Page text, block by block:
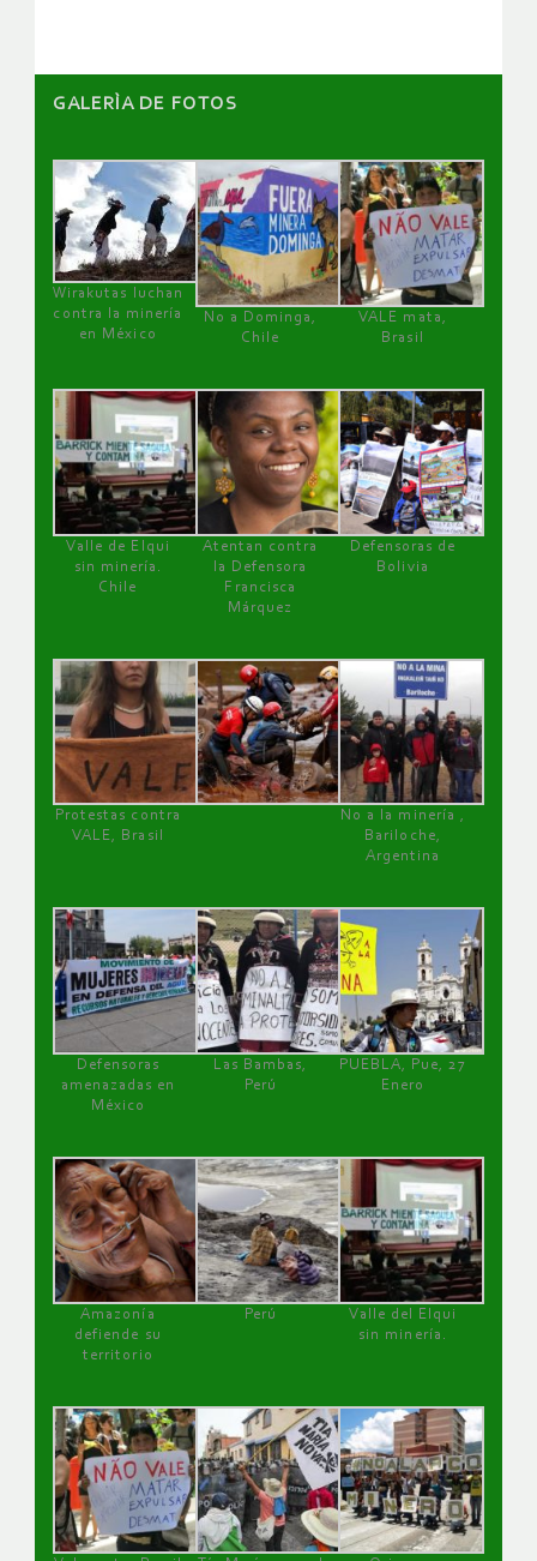
GALERÌA DE FOTOS
Wirakutas luchan
contra la minería
en México
No a Dominga,
Chile
VALE mata,
Brasil
Valle de Elqui
sin minería.
Chile
Atentan contra
la Defensora
Francisca
Márquez
Defensoras de
Bolivia
Protestas contra
VALE, Brasil
No a la minería ,
Bariloche,
Argentina
Defensoras
amenazadas en
México
Las Bambas,
Perú
PUEBLA, Pue, 27
Enero
Amazonía
defiende su
territorio
Perú
Valle del Elqui
sin minería.